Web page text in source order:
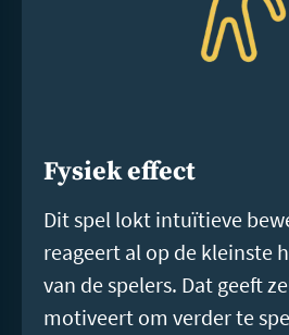
Fysiek effect
Dit spel lokt intuïtieve
reageert al op de kleinste
van de spelers. Dat geeft
motiveert om verder te